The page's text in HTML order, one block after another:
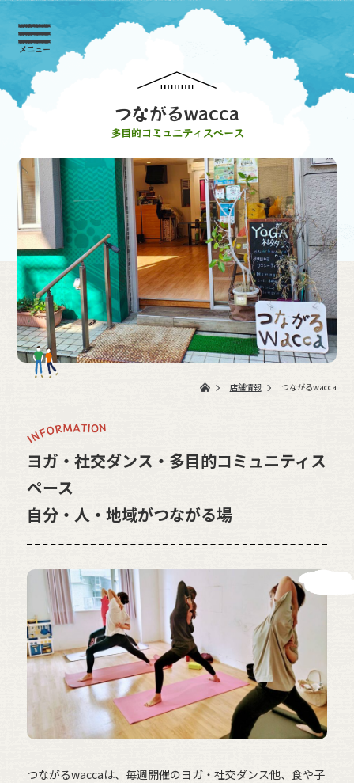
メニュー
つながるwacca
多目的コミュニティスペース
店舗情報 つながるwacca
ヨガ・社交ダンス・多目的コミュニティス
ペース
自分・人・地域がつながる場
つながるwaccaは、毎週開催のヨガ・社交ダンス他、食や子